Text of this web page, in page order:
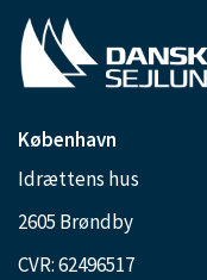
København
Idrættens hus
2605 Brøndby
CVR: 62496517